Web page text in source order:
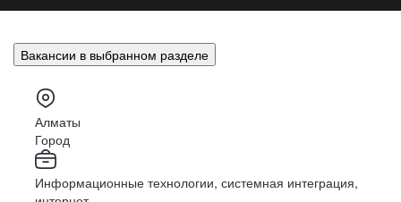
Вакансии в выбранном разделе
Алматы
Город
Информационные технологии, системная интеграция,